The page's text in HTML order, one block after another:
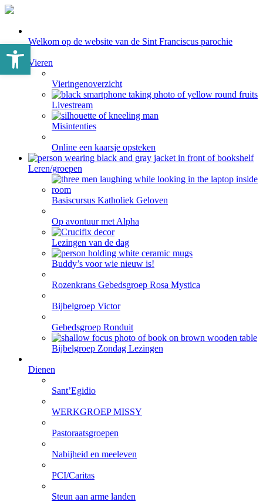
Welkom op de website van de Sint Franciscus parochie
Vieren
Vieringenoverzicht
Livestream
Misintenties
Online een kaarsje opsteken
Leren/groepen
Basiscursus Katholiek Geloven
Op avontuur met Alpha
Lezingen van de dag
Buddy’s voor wie nieuw is!
Rozenkrans Gebedsgroep Rosa Mystica
Bijbelgroep Victor
Gebedsgroep Ronduit
Bijbelgroep Zondag Lezingen
Dienen
Sant’Egidio
WERKGROEP MISSY
Pastoraatsgroepen
Nabijheid en meeleven
PCI/Caritas
Steun aan arme landen
Toolbar openen